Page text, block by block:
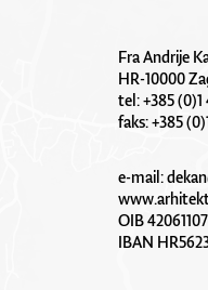
Fra Andrije
HR-10000
tel: +385 (0)1
faks: +385
e-mail:
OIB
IBAN